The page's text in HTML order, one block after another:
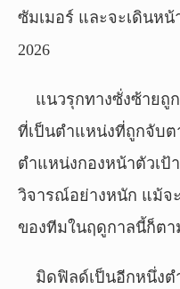
ซัมเมอร์ และจะเดินห
2026
แนวรุกทางซั่งซ้ายถู
ที่เป็นตำแหน่งที่ถูกจับต
ตำแหน่งกองหน้าตัวเป้
วิจารณ์อย่างหนัก แม้จ
ของทีมในฤดูกาลนี้ก็ตา
มิดฟิลด์เป็นอีกหนึ่งต